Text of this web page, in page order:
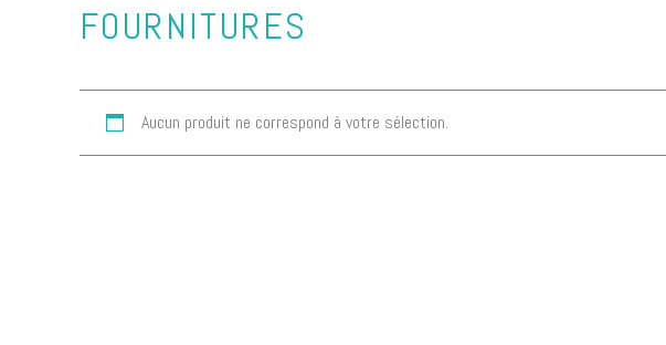
FOURNITURES
Aucun produit ne correspond à votre sélection.